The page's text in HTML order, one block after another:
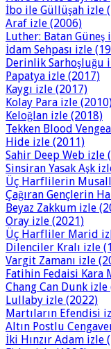
İbo ile Güllüşah izle
Araf izle (2006)
Luther: Batan Güneş
İdam Sehpası izle
Derinlik Sarhoşluğu
Papatya izle (2017)
Kaygı izle (2017)
Kolay Para izle
Keloğlan izle (2018)
Tekken Blood
Hide izle (2011)
Sahir Deep Web izle
Sinsiran Yasak Aşk
Üç Harflilerin
Çağıran Gençlerin
Beyaz Zakkum izle
Oray izle (2021)
Üç Harfliler Marid
Dilenciler Kralı izle
Vargit Zamanı izle
Fatihin Fedaisi Kara
Chang Can Dunk izle
Lullaby izle (2022)
Martıların Efendisi
Altın Postlu
İki Hınzır Adam izle